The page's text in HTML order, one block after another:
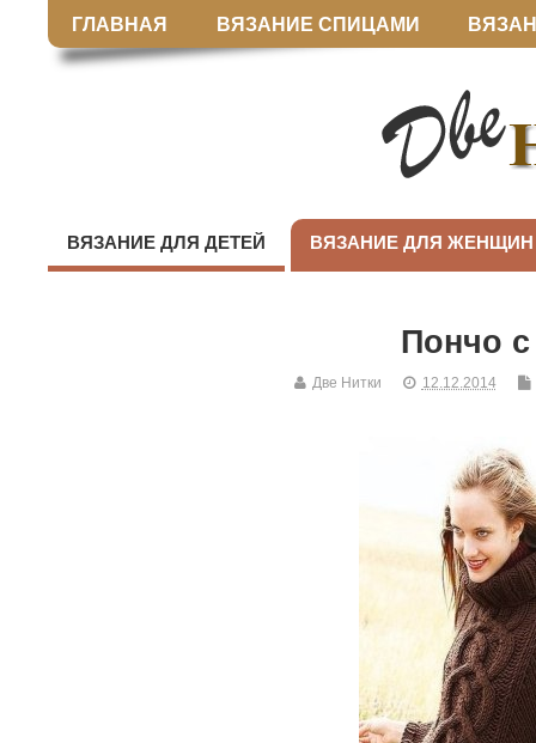
ГЛАВНАЯ ВЯЗАНИЕ СПИЦАМИ
ВЯЗАНИЕ ДЛЯ ДЕТЕЙ ВЯЗАНИЕ ДЛЯ ЖЕНЩИН
Пончо
Две Нитки 12.12.2014